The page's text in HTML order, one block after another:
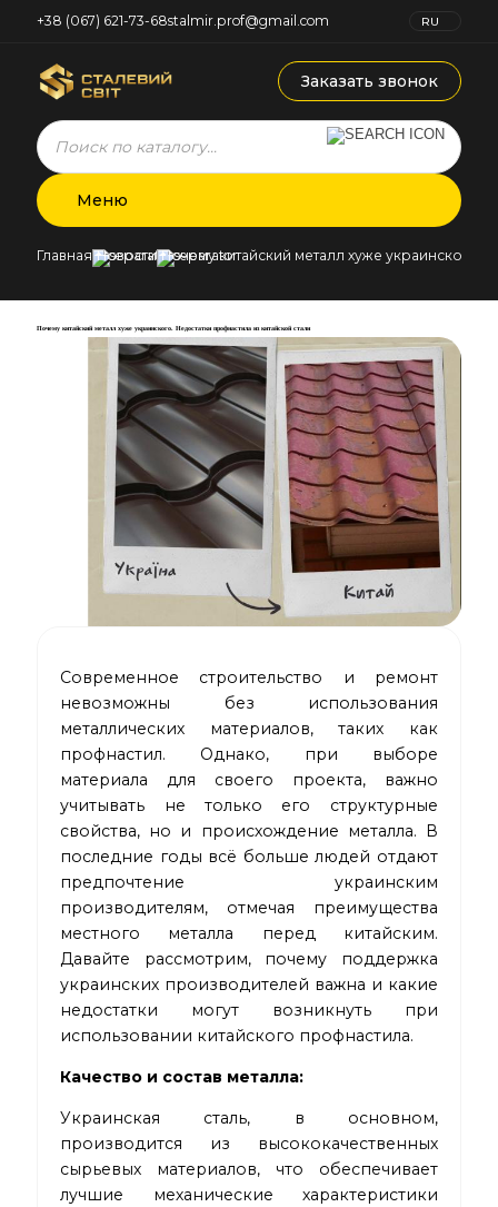
+38 (067) 621-73-68stalmir.prof@gmail.com
RU
Заказать звонок
Products
search
Меню
Главная Новости Почему китайский металл хуже украинского.
Почему китайский металл хуже украинского. Недостатки профнастила из китайской стали
Современное строительство и ремонт
невозможны без использования
металлических материалов, таких как
профнастил. Однако, при выборе
материала для своего проекта, важно
учитывать не только его структурные
свойства, но и происхождение металла. В
последние годы всё больше людей отдают
предпочтение украинским
производителям, отмечая преимущества
местного металла перед китайским.
Давайте рассмотрим, почему поддержка
украинских производителей важна и какие
недостатки могут возникнуть при
использовании китайского профнастила.
Качество и состав металла:
Украинская сталь, в основном,
производится из высококачественных
сырьевых материалов, что обеспечивает
лучшие механические характеристики